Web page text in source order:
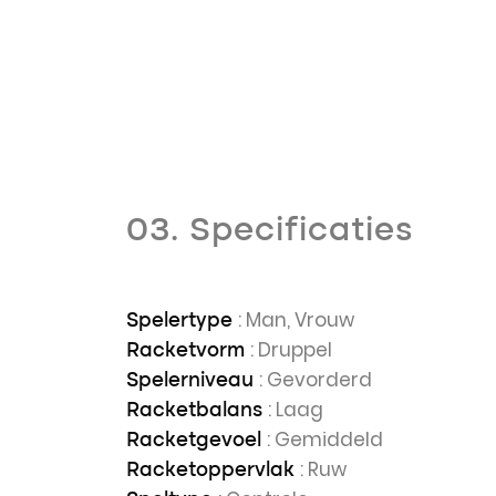
03. Specificaties
Spelertype : Man, Vrouw
Racketvorm : Druppel
Spelerniveau : Gevorderd
Racketbalans : Laag
Racketgevoel : Gemiddeld
Racketoppervlak : Ruw